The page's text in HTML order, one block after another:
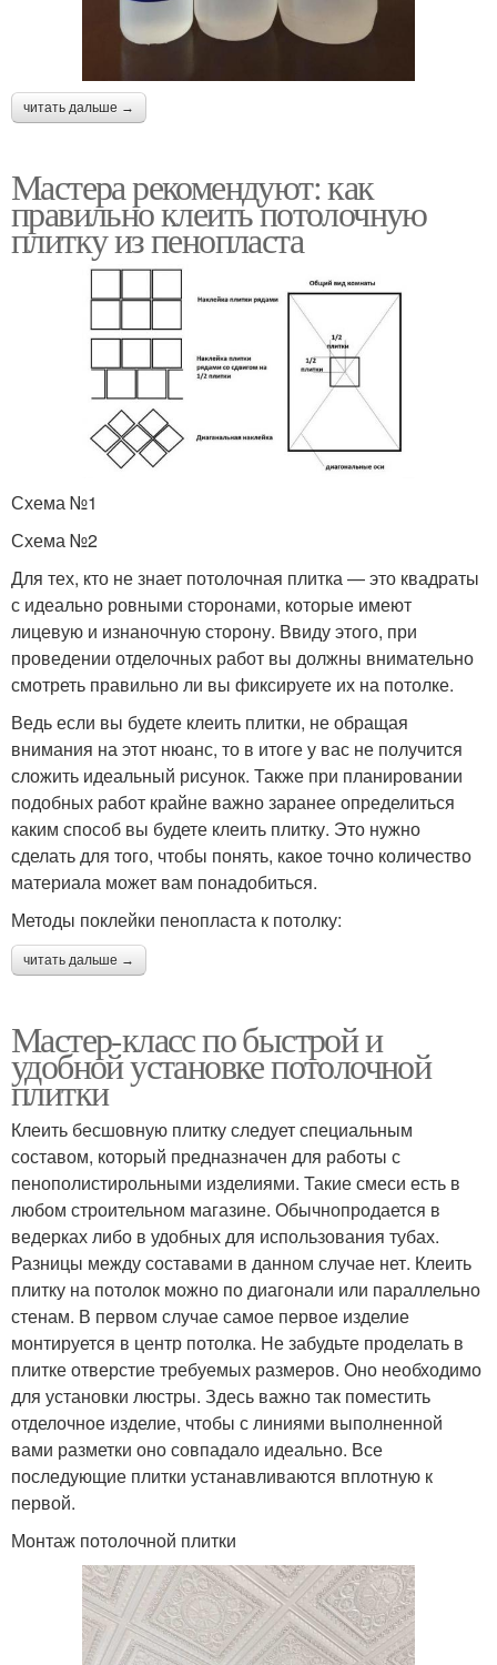
читать дальше →
Мастера рекомендуют: как
правильно клеить потолочную
плитку из пенопласта
Схема №1
Схема №2
Для тех, кто не знает потолочная плитка — это квадраты
с идеально ровными сторонами, которые имеют
лицевую и изнаночную сторону. Ввиду этого, при
проведении отделочных работ вы должны внимательно
смотреть правильно ли вы фиксируете их на потолке.
Ведь если вы будете клеить плитки, не обращая
внимания на этот нюанс, то в итоге у вас не получится
сложить идеальный рисунок. Также при планировании
подобных работ крайне важно заранее определиться
каким способ вы будете клеить плитку. Это нужно
сделать для того, чтобы понять, какое точно количество
материала может вам понадобиться.
Методы поклейки пенопласта к потолку:
читать дальше →
Мастер-класс по быстрой и
удобной установке потолочной
плитки
Клеить бесшовную плитку следует специальным
составом, который предназначен для работы с
пенополистирольными изделиями. Такие смеси есть в
любом строительном магазине. Обычнопродается в
ведерках либо в удобных для использования тубах.
Разницы между составами в данном случае нет. Клеить
плитку на потолок можно по диагонали или параллельно
стенам. В первом случае самое первое изделие
монтируется в центр потолка. Не забудьте проделать в
плитке отверстие требуемых размеров. Оно необходимо
для установки люстры. Здесь важно так поместить
отделочное изделие, чтобы с линиями выполненной
вами разметки оно совпадало идеально. Все
последующие плитки устанавливаются вплотную к
первой.
Монтаж потолочной плитки